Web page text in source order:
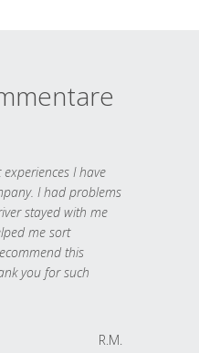
I have
I had problems
stayed with me
me sort
this
you for such
R.M.